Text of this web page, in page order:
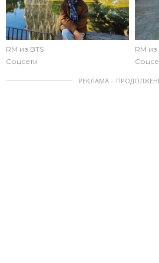
RM из BTS
Соцсети
RM из
РЕКЛАМА –